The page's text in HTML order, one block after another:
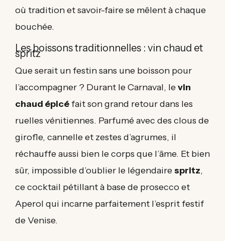
où tradition et savoir-faire se mêlent à chaque
bouchée.
Les boissons traditionnelles : vin chaud et
spritz
Que serait un festin sans une boisson pour
l’accompagner ? Durant le Carnaval, levin
chaud épicéfait son grand retour dans les
ruelles vénitiennes. Parfumé avec des clous de
girofle, cannelle et zestes d’agrumes, il
réchauffe aussi bien le corps que l’âme. Et bien
sûr, impossible d’oublier le légendairespritz,
ce cocktail pétillant à base de prosecco et
Aperol qui incarne parfaitement l’esprit festif
de Venise.